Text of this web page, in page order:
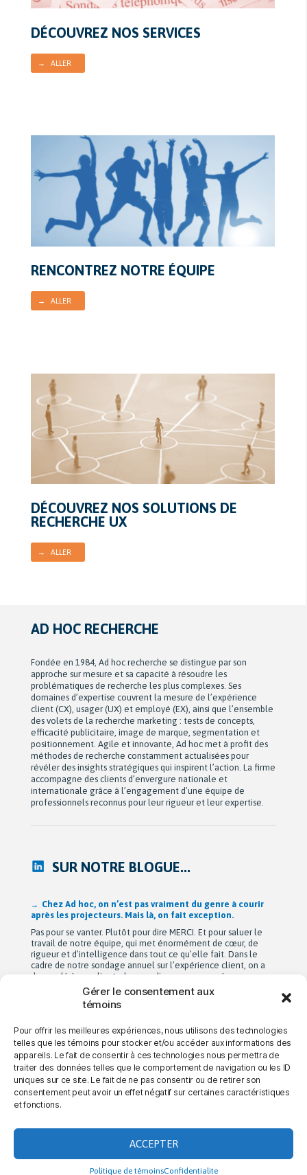
Gérer le consentement aux
témoins
Pour offrir les meilleures expériences, nous utilisons des technologies
telles que les témoins pour stocker et/ou accéder aux informations des
appareils. Le fait de consentir à ces technologies nous permettra de
traiter des données telles que le comportement de navigation ou les ID
uniques sur ce site. Le fait de ne pas consentir ou de retirer son
consentement peut avoir un effet négatif sur certaines caractéristiques
et fonctions.
ACCEPTER
Politique de témoinsConfidentialite
DÉCOUVREZ NOS SERVICES
→ ALLER
RENCONTREZ NOTRE ÉQUIPE
→ ALLER
DÉCOUVREZ NOS SOLUTIONS DE
RECHERCHE UX
→ ALLER
AD HOC RECHERCHE
Fondée en 1984, Ad hoc recherche se distingue par son
approche sur mesure et sa capacité à résoudre les
problématiques de recherche les plus complexes. Ses
domaines d’expertise couvrent la mesure de l’expérience
client (CX), usager (UX) et employé (EX), ainsi que l’ensemble
des volets de la recherche marketing : tests de concepts,
efficacité publicitaire, image de marque, segmentation et
positionnement. Agile et innovante, Ad hoc met à profit des
méthodes de recherche constamment actualisées pour
révéler des insights stratégiques qui inspirent l’action. La firme
accompagne des clients d’envergure nationale et
internationale grâce à l’engagement d’une équipe de
professionnels reconnus pour leur rigueur et leur expertise.
SUR NOTRE BLOGUE...
Après 42 ans à bâtir Ad hoc recherche avec passion,
Michel Berne et Stéphan Harris amorcent une nouvelle
étape bien méritée : la retraite.
De leurs modestes appartements d’étudiants à une entreprise
de près de 90 employés devenue une référence dans son
domaine au Québec, leur parcours est remarquable. Mais au-
delà de la croissance, ils auront surtout bâti une culture
profondément humaine fondée sur la collaboration, la
bienveillance et le plaisir de travailler ensemble. Cette
transition a été amorcée […]
LA DIFFÉRENCE AD HOC
→ NOUS JOINDRE → CARRIÈRES → CONFIDENTIALITÉ